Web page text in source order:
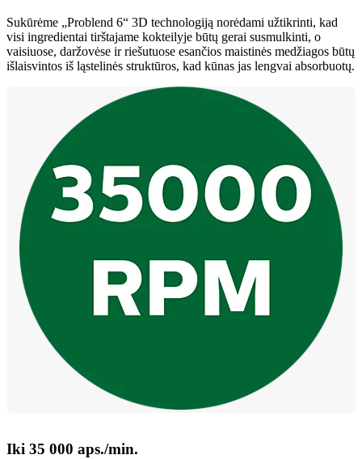
Sukūrėme „Problend 6“ 3D technologiją norėdami užtikrinti, kad
visi ingredientai tirštajame kokteilyje būtų gerai susmulkinti, o
vaisiuose, daržovėse ir riešutuose esančios maistinės medžiagos būtų
išlaisvintos iš ląstelinės struktūros, kad kūnas jas lengvai absorbuotų.
Iki 35 000 aps./min.